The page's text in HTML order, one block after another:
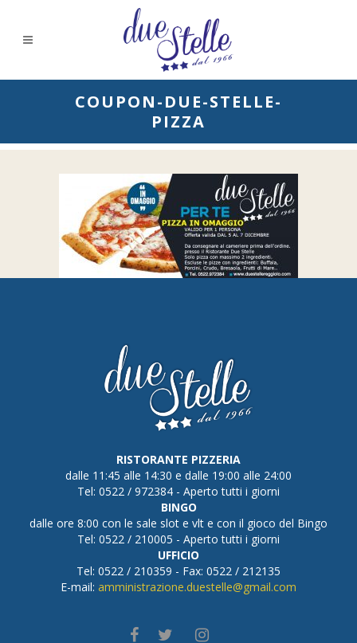
COUPON-DUE-STELLE-
PIZZA
RISTORANTE PIZZERIA
dalle 11:45 alle 14:30 e dalle 19:00 alle 24:00
Tel: 0522 / 972384 - Aperto tutti i giorni
BINGO
dalle ore 8:00 con le sale slot e vlt e con il gioco del Bingo
Tel: 0522 / 210005 - Aperto tutti i giorni
UFFICIO
Tel: 0522 / 210359 - Fax: 0522 / 212135
E-mail: amministrazione.duestelle@gmail.com